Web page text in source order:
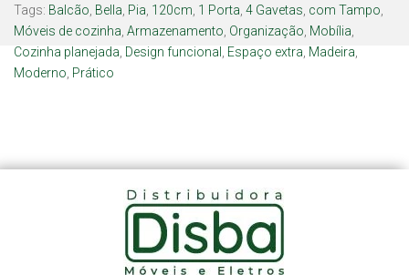
Tags: Balcão Bella Pia 120cm 1 Porta 4 Gavetas com Tampo
Móveis de cozinha Armazenamento Organização Mobília
Cozinha planejada Design funcional Espaço extra Madeira
Moderno Prático